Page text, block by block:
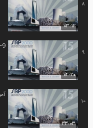
8
03:12
9
04:20
9- آموزش ویدیویی ترجمه و دوبله شده...
10
23:03